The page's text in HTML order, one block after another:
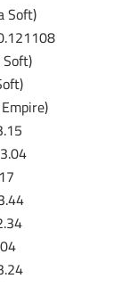
Soft)